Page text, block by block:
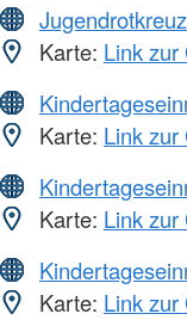
Jugendrotkreuz
Karte: Link zur
Karte: Link zur
Karte: Link zur
Karte: Link zur